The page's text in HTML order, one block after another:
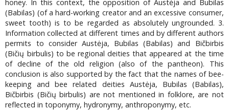
honey. In this context, the opposition of Austėja and Bubilas
(Babilas) (of a hard-working creator and an excessive consumer,
sweet tooth) is to be regarded as absolutely ungrounded. 3.
Information collected at different times and by different authors
permits to consider Austėja, Bubilas (Babilas) and Bičbirbis
(Bičių birbulis) to be regional deities that appeared at the time
of decline of the old religion (also of the pantheon). This
conclusion is also supported by the fact that the names of bee-
keeping and bee related deities Austėja, Bubilas (Babilas),
Bičbirbis (Bičių birbulis) are not mentioned in folklore, are not
reflected in toponymy, hydronymy, anthroponymy, etc.